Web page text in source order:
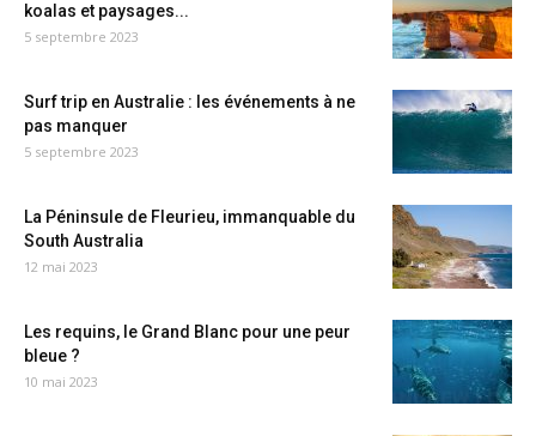
koalas et paysages...
5 septembre 2023
Surf trip en Australie : les événements à ne
pas manquer
5 septembre 2023
La Péninsule de Fleurieu, immanquable du
South Australia
12 mai 2023
Les requins, le Grand Blanc pour une peur
bleue ?
10 mai 2023